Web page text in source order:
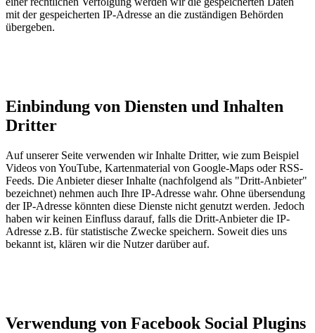
mit der gespeicherten IP-Adresse an die zuständigen Behörden
übergeben.
Einbindung von Diensten und Inhalten
Dritter
Auf unserer Seite verwenden wir Inhalte Dritter, wie zum Beispiel
Videos von YouTube, Kartenmaterial von Google-Maps oder RSS-
Feeds. Die Anbieter dieser Inhalte (nachfolgend als "Dritt-Anbieter"
bezeichnet) nehmen auch Ihre IP-Adresse wahr. Ohne übersendung
der IP-Adresse könnten diese Dienste nicht genutzt werden. Jedoch
haben wir keinen Einfluss darauf, falls die Dritt-Anbieter die IP-
Adresse z.B. für statistische Zwecke speichern. Soweit dies uns
bekannt ist, klären wir die Nutzer darüber auf.
Verwendung von Facebook Social Plugins